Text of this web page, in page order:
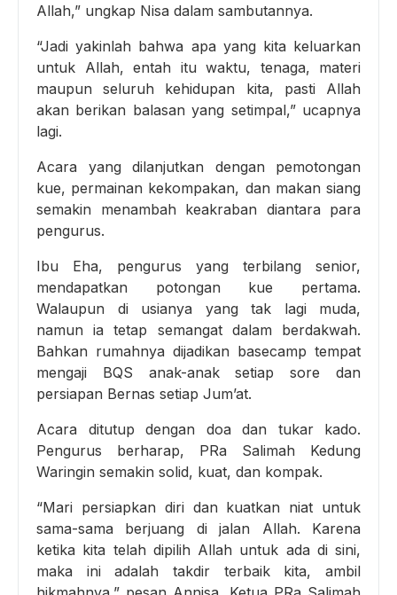
Allah,” ungkap Nisa dalam sambutannya.
“Jadi yakinlah bahwa apa yang kita keluarkan
untuk Allah, entah itu waktu, tenaga, materi
maupun seluruh kehidupan kita, pasti Allah
akan berikan balasan yang setimpal,” ucapnya
lagi.
Acara yang dilanjutkan dengan pemotongan
kue, permainan kekompakan, dan makan siang
semakin menambah keakraban diantara para
pengurus.
Ibu Eha, pengurus yang terbilang senior,
mendapatkan potongan kue pertama.
Walaupun di usianya yang tak lagi muda,
namun ia tetap semangat dalam berdakwah.
Bahkan rumahnya dijadikan basecamp tempat
mengaji BQS anak-anak setiap sore dan
persiapan Bernas setiap Jum’at.
Acara ditutup dengan doa dan tukar kado.
Pengurus berharap, PRa Salimah Kedung
Waringin semakin solid, kuat, dan kompak.
“Mari persiapkan diri dan kuatkan niat untuk
sama-sama berjuang di jalan Allah. Karena
ketika kita telah dipilih Allah untuk ada di sini,
maka ini adalah takdir terbaik kita, ambil